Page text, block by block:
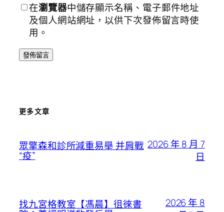
在瀏覽器中儲存顯示名稱、電子郵件地址
及個人網站網址，以供下次發佈留言時使
用。
更多文章
眾擎森和診所減重易舉 并肩戰
“疫”
2026 年 8 月 7
日
找九宮格教室【馮晨】徂徠書
2026 年 8